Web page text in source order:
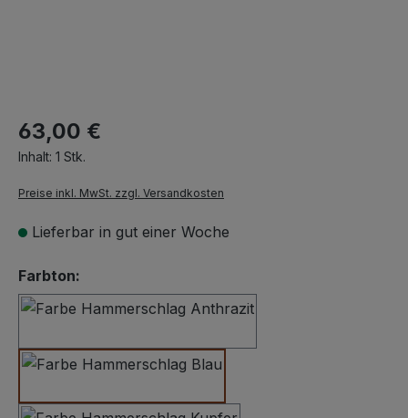
63,00 €
Inhalt: 1 Stk.
Preise inkl. MwSt. zzgl. Versandkosten
Lieferbar in gut einer Woche
Farbton: